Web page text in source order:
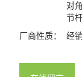
对
节
厂商性质：
经